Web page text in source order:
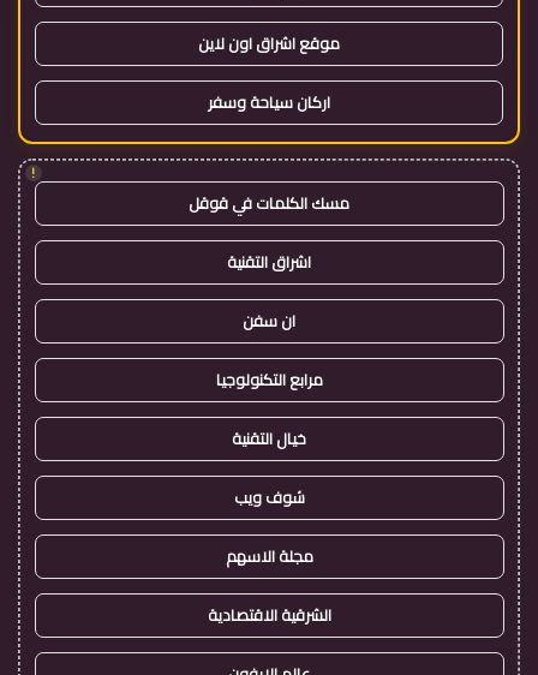
موقع اشراق اون لاين
اركان سياحة وسفر
!
مسك الكلمات في قوقل
اشراق التقنية
ان سفن
مرابع التكنولوجيا
خيال التقنية
شوف ويب
مجلة الاسهم
الشرقية الاقتصادية